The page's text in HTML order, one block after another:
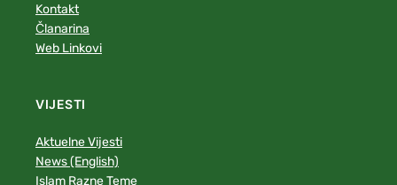
Kontakt
Članarina
Web Linkovi
VIJESTI
Aktuelne Vijesti
News (English)
Islam Razne Teme